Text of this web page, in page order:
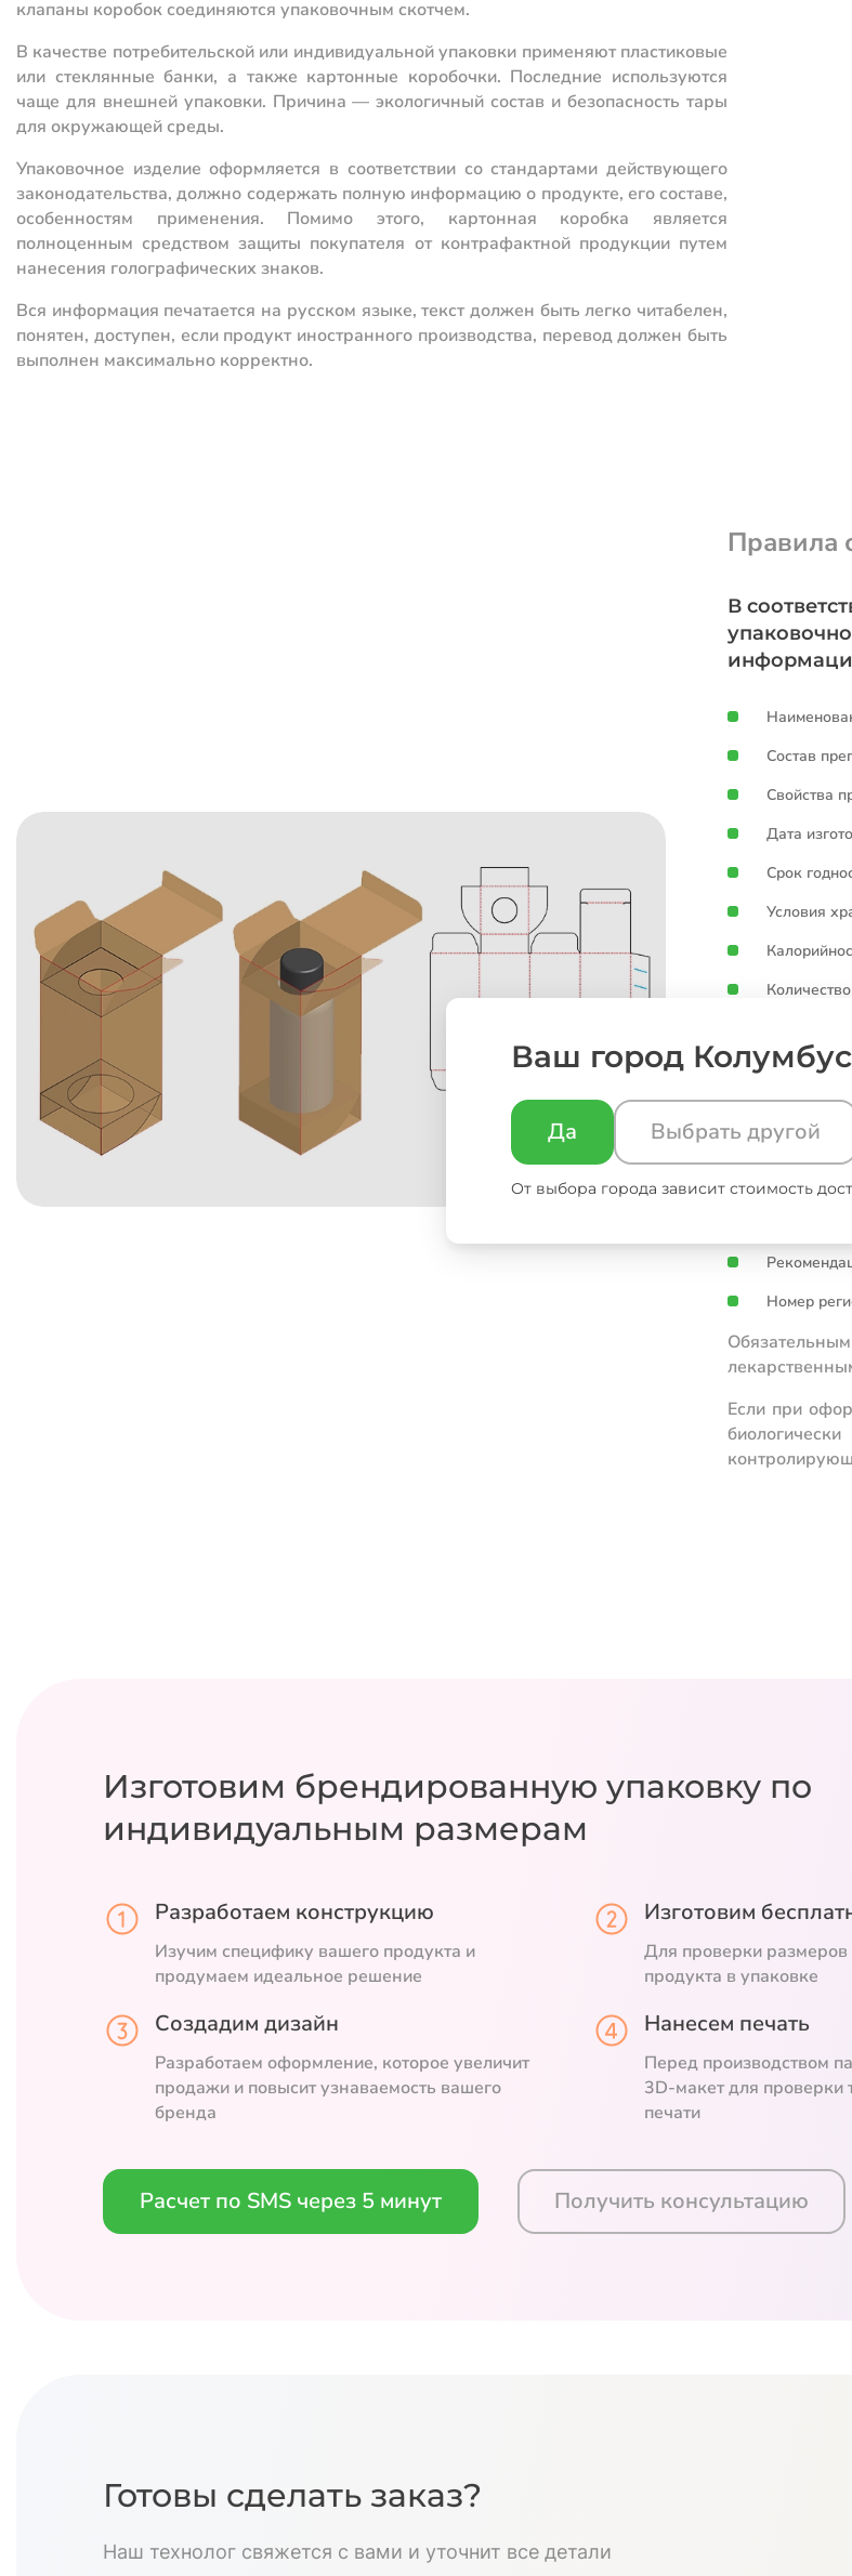
клапаны коробок соединяются упаковочным скотчем.
В качестве потребительской или индивидуальной упаковки применяют пластиковые
или стеклянные банки, а также картонные коробочки. Последние используются
чаще для внешней упаковки. Причина — экологичный состав и безопасность тары
для окружающей среды.
Упаковочное изделие оформляется в соответствии со стандартами действующего
законодательства, должно содержать полную информацию о продукте, его составе,
особенностям применения. Помимо этого, картонная коробка является
полноценным средством защиты покупателя от контрафактной продукции путем
нанесения голографических знаков.
Вся информация печатается на русском языке, текст должен быть легко читабелен,
понятен, доступен, если продукт иностранного производства, перевод должен быть
выполнен максимально корректно.
Правила
В
Состав
Свойства
Дата
Срок
Условия
Побочные
Сведения о
Номер
Если при
Изготовим брендированную упаковку по
индивидуальным размерам
Разработаем конструкцию
Изучим специфику вашего продукта и
продумаем идеальное решение
Изготовим
Для проверки
продукта в упаковке
Создадим дизайн
Разработаем оформление, которое увеличит
продажи и повысит узнаваемость вашего
бренда
Нанесем печать
Перед производством
3D-макет для проверки
печати
Расчет по SMS через 5 минут Получить консультацию
Готовы сделать заказ?
Наш технолог свяжется с вами и уточнит все детали
Ваш город
Да Выбрать другой
От выбора города зависит стоимость